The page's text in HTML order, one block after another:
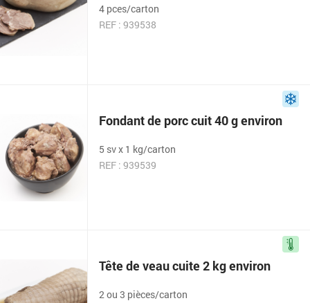
4 pces/carton
REF : 939538
Fondant de porc cuit 40 g environ
5 sv x 1 kg/carton
REF : 939539
Tête de veau cuite 2 kg environ
2 ou 3 pièces/carton